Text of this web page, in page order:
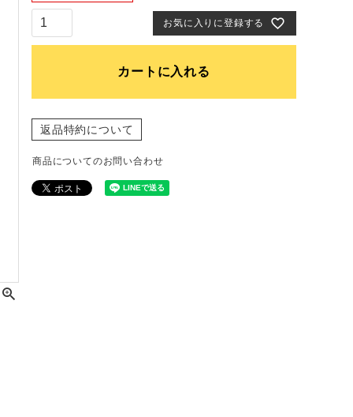
お気に入りに登録する
カートに入れる
返品特約について
商品についてのお問い合わせ